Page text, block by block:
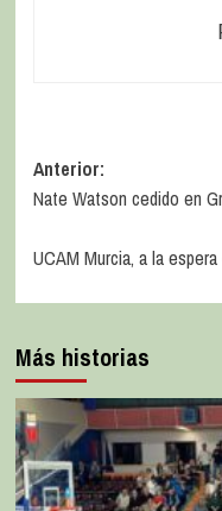
Anterior:
Nate Watson cedido en
UCAM Murcia, a la
Más historias